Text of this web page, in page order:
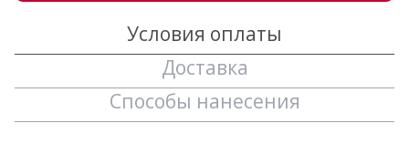
Условия оплаты
Доставка
Способы нанесения